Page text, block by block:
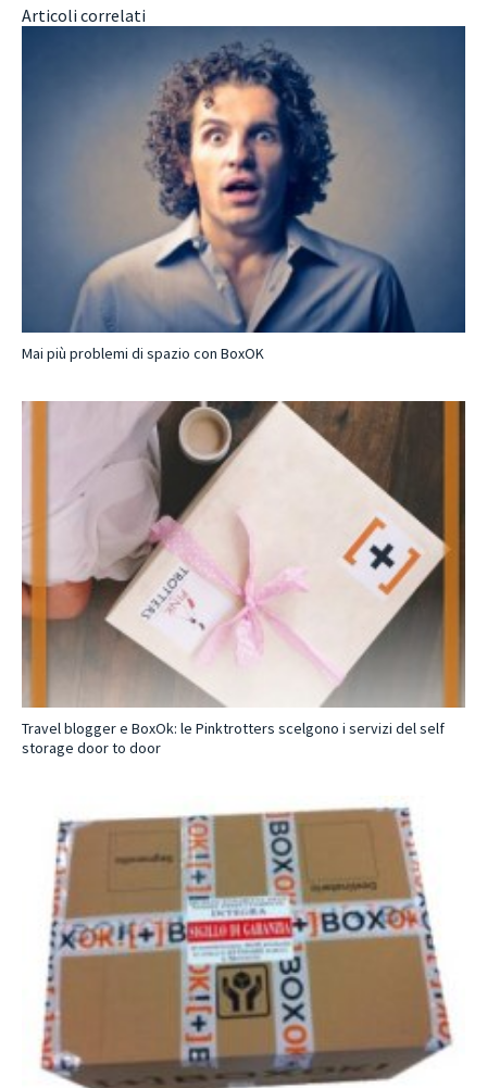
Articoli correlati
Mai più problemi di spazio con BoxOK
Travel blogger e BoxOk: le Pinktrotters scelgono i servizi del self
storage door to door